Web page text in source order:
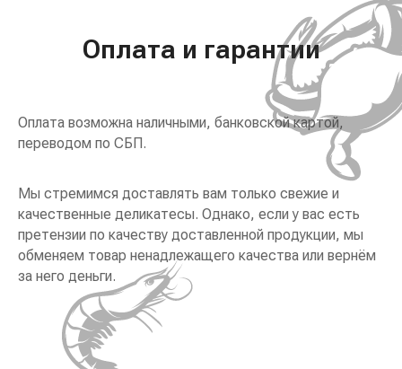
Оплата и гарантии
Оплата возможна наличными, банковской картой,
переводом по СБП.
Мы стремимся доставлять вам только свежие и
качественные деликатесы. Однако, если у вас есть
претензии по качеству доставленной продукции, мы
обменяем товар ненадлежащего качества или вернём
за него деньги.